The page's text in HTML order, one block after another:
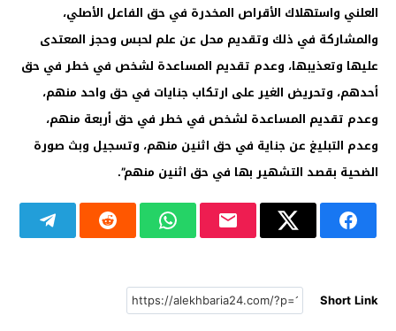
العلني واستهلاك الأقراص المخدرة في حق الفاعل الأصلي،
والمشاركة في ذلك وتقديم محل عن علم لحبس وحجز المعتدى
عليها وتعذيبها، وعدم تقديم المساعدة لشخص في خطر في حق
أحدهم، وتحريض الغير على ارتكاب جنايات في حق واحد منهم،
وعدم تقديم المساعدة لشخص في خطر في حق أربعة منهم،
وعدم التبليغ عن جناية في حق اثنين منهم، وتسجيل وبث صورة
الضحية بقصد التشهير بها في حق اثنين منهم”.
Short Link